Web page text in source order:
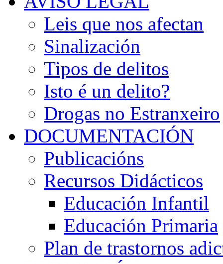
Leis que nos afectan
Sinalización
Tipos de delitos
Isto é un delito?
Drogas no Estranxeiro
DOCUMENTACIÓN
Publicacións
Recursos Didácticos
Educación Infantil
Educación Primaria
Plan de trastornos